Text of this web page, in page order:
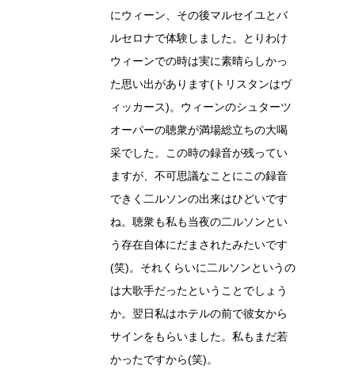
にウィーン、その後マルセイユとバ
ルセロナで体験しました。とりわけ
ウィーンでの時は実に素晴らしかっ
た思い出があります(トリスタンはヴ
ィッカース)。ウィーンのシュターツ
オーパーの聴衆が満場総立ちの大喝
采でした。この時の録音が残ってい
ますが、不可思議なことにこの録音
できく二ルソンの出来はひどいです
ね。聴衆も私も当夜の二ルソンとい
う存在自体にだまされたみたいです
(笑)。それくらいに二ルソンというの
は大歌手だったということでしょう
か。翌日私はホテルの前で彼女から
サインをもらいました。私もまだ若
かったですから(笑)。